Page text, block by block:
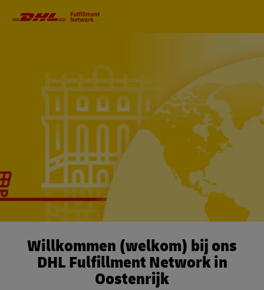
Willkommen (welkom) bij ons
DHL Fulfillment Network in
Oostenrijk